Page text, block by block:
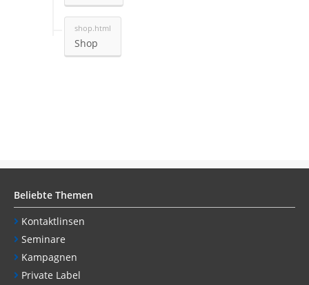
Shop
Beliebte Themen
Kontaktlinsen
Seminare
Kampagnen
Private Label